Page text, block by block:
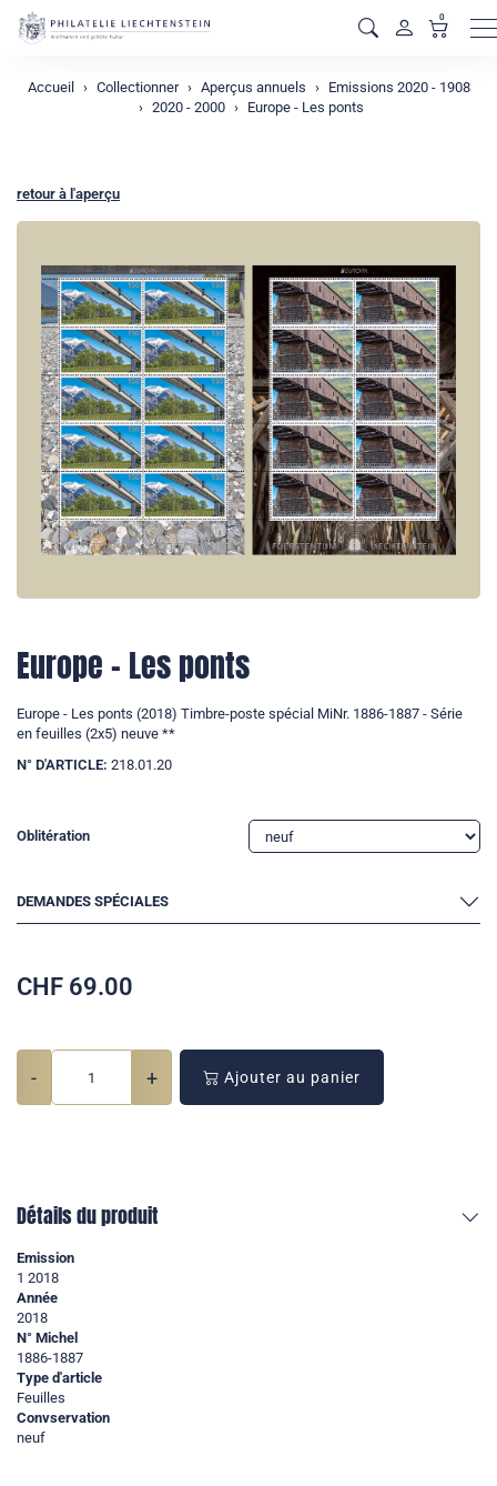
0
Accueil Collectionner Aperçus annuels
Emissions 2020 - 1908
2020 - 2000
Europe - Les ponts
retour à l'aperçu
Europe - Les ponts
Europe - Les ponts (2018) Timbre-poste spécial MiNr. 1886-1887 - Série
en feuilles (2x5) neuve **
N° D'ARTICLE: 218.01.20
Oblitération
DEMANDES SPÉCIALES
CHF 69.00
- + Ajouter au panier
Détails du produit
Emission
1 2018
Année
2018
N° Michel
1886-1887
Type d'article
Feuilles
Convservation
neuf